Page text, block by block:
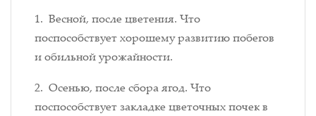
1. Весной, после цветения. Что
поспособствует хорошему развитию побегов
и обильной урожайности.
2. Осенью, после сбора ягод. Что
поспособствует закладке цветочных почек в